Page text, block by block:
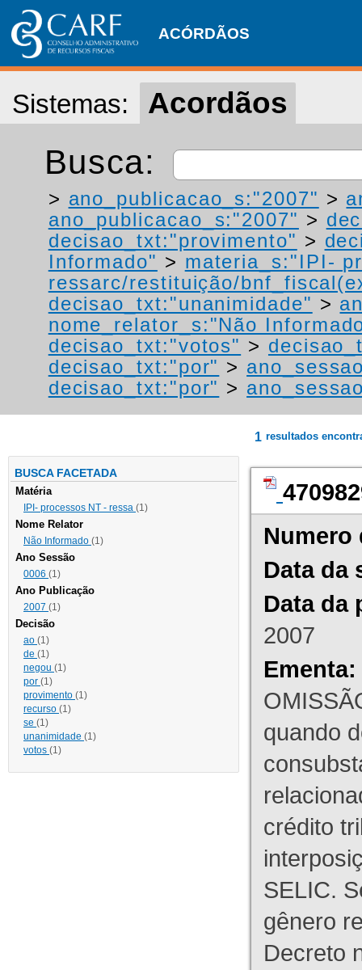
ACÓRDÃOS
Sistemas: Acordãos
Busca:
> ano_publicacao_s:"2007" >
ano_publicacao_s:"2007" >
decisao_txt:"provimento" >
Informado" > materia_s:"IPI-
ressarc/restituição/
decisao_txt:"unanimidade" >
nome_relator_s:"Não
decisao_txt:"votos" >
decisao_txt:"por" >
decisao_txt:"por" >
BUSCA FACETADA
Matéria
IPI- processos NT - ressa (1)
Nome Relator
Não Informado (1)
Ano Sessão
0006 (1)
Ano Publicação
2007 (1)
Decisão
ao (1)
de (1)
negou (1)
por (1)
provimento (1)
recurso (1)
se (1)
unanimidade (1)
votos (1)
1 resultados
Numero
Data da
Data da
2007
Ementa:
quando
crédito
SELIC.
gênero
Decreto